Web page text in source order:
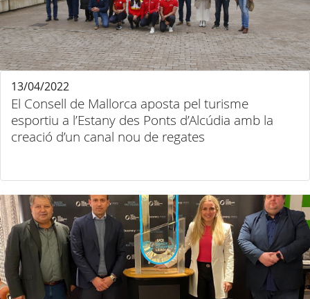
El Consell de Mallorca aposta pel turisme
esportiu a l’Estany des Ponts d’Alcúdia amb la
creació d’un canal nou de regates
13/04/2022